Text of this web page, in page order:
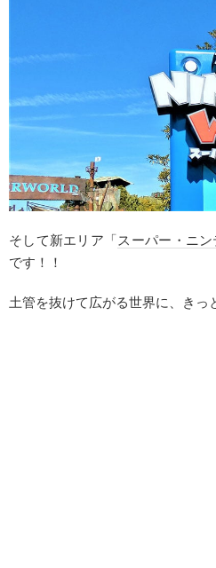
そして新エリア「スーパー・ニ
です！！
土管を抜けて広がる世界に、きっ